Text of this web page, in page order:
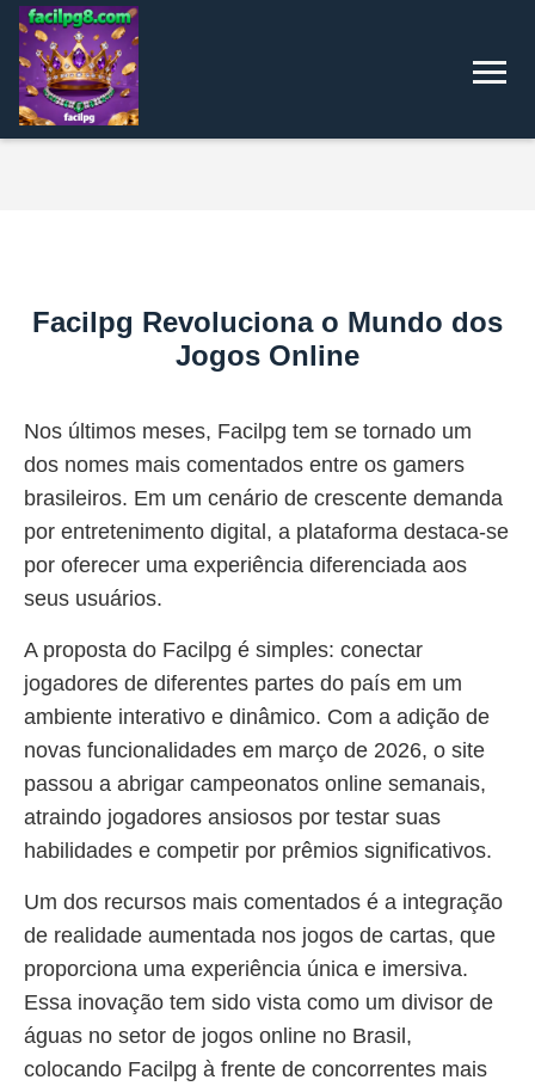
Facilpg Revoluciona o Mundo dos
Jogos Online
Nos últimos meses, Facilpg tem se tornado um
dos nomes mais comentados entre os gamers
brasileiros. Em um cenário de crescente demanda
por entretenimento digital, a plataforma destaca-se
por oferecer uma experiência diferenciada aos
seus usuários.
A proposta do Facilpg é simples: conectar
jogadores de diferentes partes do país em um
ambiente interativo e dinâmico. Com a adição de
novas funcionalidades em março de 2026, o site
passou a abrigar campeonatos online semanais,
atraindo jogadores ansiosos por testar suas
habilidades e competir por prêmios significativos.
Um dos recursos mais comentados é a integração
de realidade aumentada nos jogos de cartas, que
proporciona uma experiência única e imersiva.
Essa inovação tem sido vista como um divisor de
águas no setor de jogos online no Brasil,
colocando Facilpg à frente de concorrentes mais